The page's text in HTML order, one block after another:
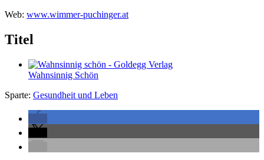
Web: www.wimmer-puchinger.at
Titel
Wahnsinnig Schön
Sparte: Gesundheit und Leben